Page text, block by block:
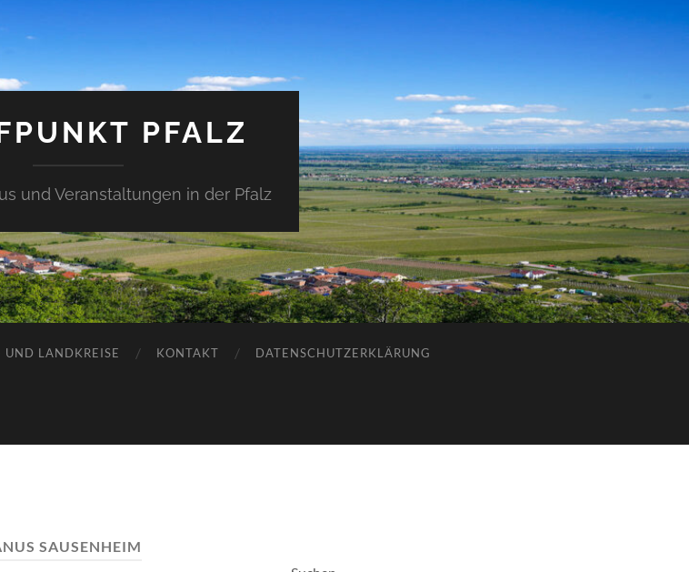
PFALZ
und Veranstaltungen in der Pfalz
UND LANDKREISE KONTAKT DATENSCHUTZERKLÄRUNG
SAUSENHEIM